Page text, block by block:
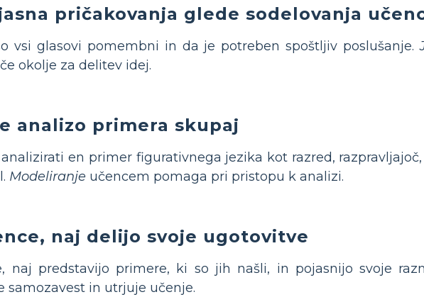
pričakovanja glede sodelovanja
vsi glasovi pomembni in da je potreben spoštljiv poslušanje.
okolje za delitev idej.
analizo primera skupaj
en primer figurativnega jezika kot razred,
Modeliranje učencem pomaga pri pristopu k analizi.
naj delijo svoje ugotovitve
naj predstavijo primere, ki so jih našli, in pojasnijo svoje
samozavest in utrjuje učenje.